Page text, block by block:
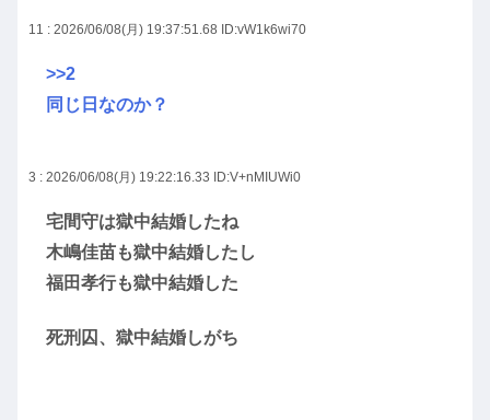
11 : 2026/06/08(月) 19:37:51.68 ID:vW1k6wi70
>>2
同じ日なのか？
3 : 2026/06/08(月) 19:22:16.33 ID:V+nMIUWi0
宅間守は獄中結婚したね
木嶋佳苗も獄中結婚したし
福田孝行も獄中結婚した
死刑囚、獄中結婚しがち